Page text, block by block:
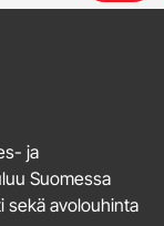
ja
Suomessa
sekä avolouhinta